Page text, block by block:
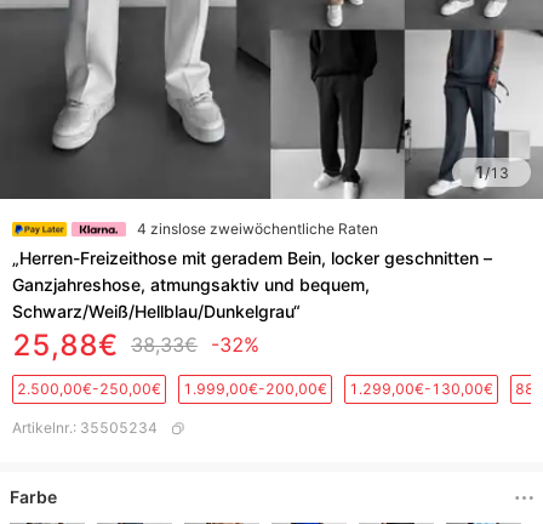
1/13
4 zinslose zweiwöchentliche Raten
„Herren-Freizeithose mit geradem Bein, locker geschnitten –
Ganzjahreshose, atmungsaktiv und bequem,
Schwarz/Weiß/Hellblau/Dunkelgrau“
25,88€ 38,33€ -32%
2.500,00€-250,00€ 1.999,00€-200,00€ 1.299,00€-130,00€
Artikelnr.: 35505234
Farbe